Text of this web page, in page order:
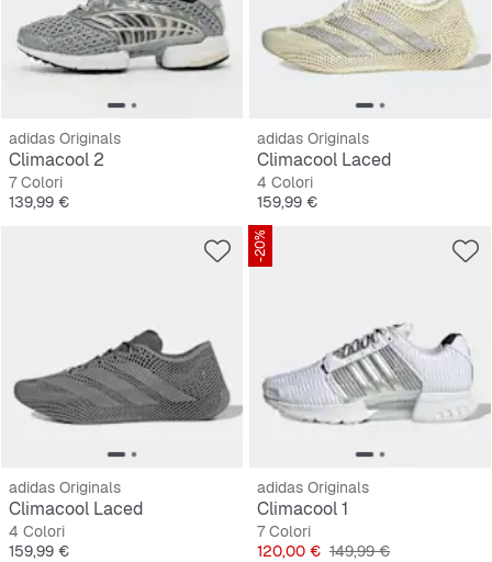
adidas Originals
Climacool 2
7 Colori
Prezzo
139,99 €
adidas Originals
Climacool Laced
4 Colori
Prezzo
159,99 €
adidas Originals
Climacool Laced
4 Colori
Prezzo
159,99 €
-20%
adidas Originals
Climacool 1
7 Colori
Prezzo
120,00 € Prezzo originale
149,99 €